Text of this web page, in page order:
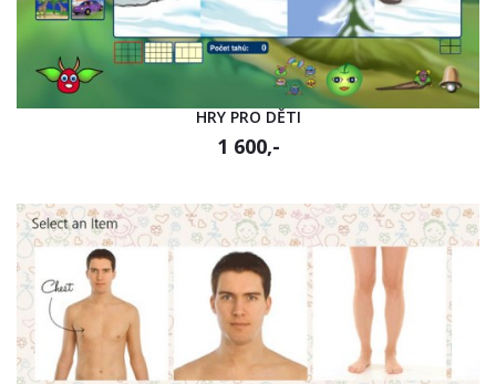
HRY PRO DĚTI
1 600,-